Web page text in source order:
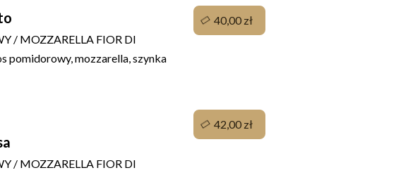
/ MOZZARELLA FIOR DI
pomidorowy, mozzarella, szynka
/ MOZZARELLA FIOR DI